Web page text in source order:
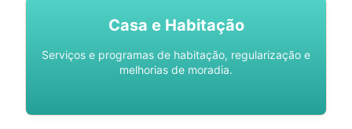
Casa e Habitação
Serviços e programas de habitação, regularização e
melhorias de moradia.